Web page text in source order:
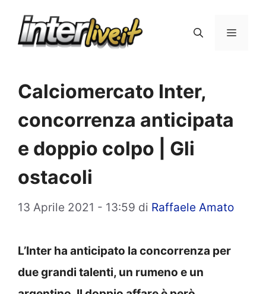
Menu
Calciomercato Inter,
concorrenza anticipata
e doppio colpo | Gli
ostacoli
13 Aprile 2021 - 13:59 di Raffaele Amato
L’Inter ha anticipato la concorrenza per
due grandi talenti, un rumeno e un